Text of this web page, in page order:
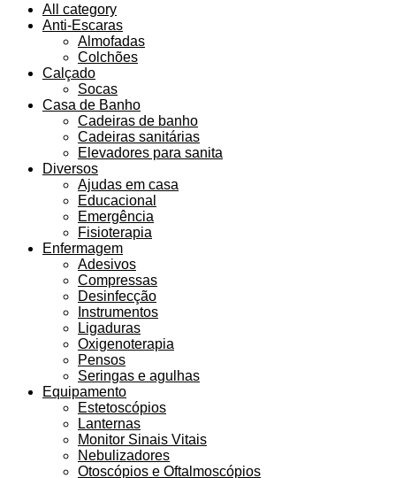
All category
Anti-Escaras
Almofadas
Colchões
Calçado
Socas
Casa de Banho
Cadeiras de banho
Cadeiras sanitárias
Elevadores para sanita
Diversos
Ajudas em casa
Educacional
Emergência
Fisioterapia
Enfermagem
Adesivos
Compressas
Desinfecção
Instrumentos
Ligaduras
Oxigenoterapia
Pensos
Seringas e agulhas
Equipamento
Estetoscópios
Lanternas
Monitor Sinais Vitais
Nebulizadores
Otoscópios e Oftalmoscópios